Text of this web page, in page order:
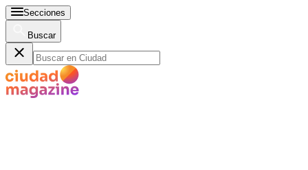
Secciones
Buscar